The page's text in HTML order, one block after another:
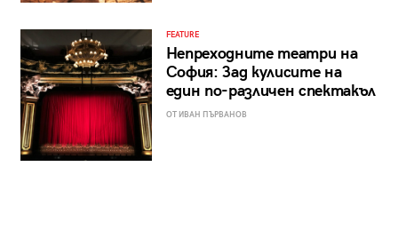
FEATURE
Непреходните театри на
София: Зад кулисите на
един по-различен спектакъл
ОТ ИВАН ПЪРВАНОВ